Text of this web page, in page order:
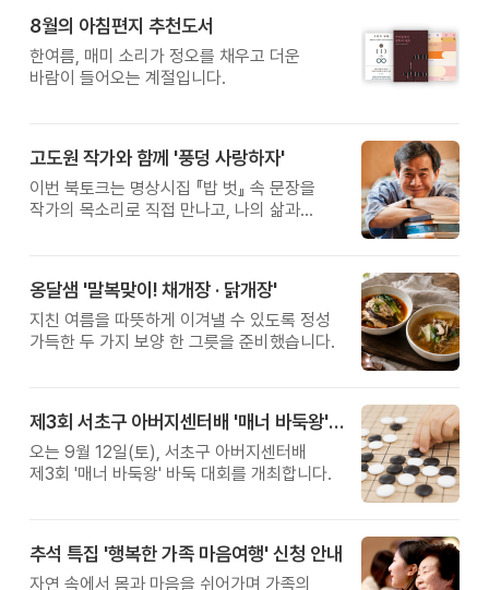
8월의 아침편지 추천도서
한여름, 매미 소리가 정오를 채우고 더운
바람이 들어오는 계절입니다.
고도원 작가와 함께 '풍덩 사랑하자'
이번 북토크는 명상시집 『밥 벗』 속 문장을
작가의 목소리로 직접 만나고, 나의 삶과
옹달샘 '말복맞이! 채개장 · 닭개장'
지친 여름을 따뜻하게 이겨낼 수 있도록 정성
가득한 두 가지 보양 한 그릇을 준비했습니다.
제3회 서초구 아버지센터배 '매너 바둑왕' 대회
오는 9월 12일(토), 서초구 아버지센터배
제3회 '매너 바둑왕' 바둑 대회를 개최합니다.
추석 특집 '행복한 가족 마음여행' 신청 안내
자연 속에서 몸과 마음을 쉬어가며 가족의